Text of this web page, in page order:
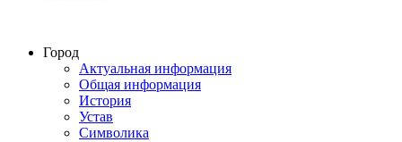
Город
Актуальная информация
Общая информация
История
Устав
Символика